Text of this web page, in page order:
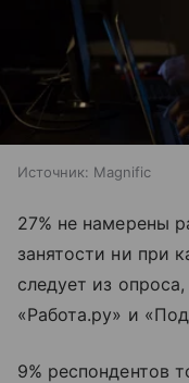
Источник: Magnific
27% не намерены
занятости ни при
следует из
«Работа.ру» и
9% респондентов